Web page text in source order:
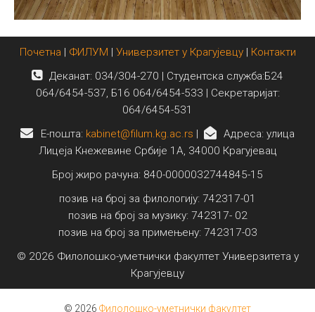
Почетна | ФИЛУМ | Универзитет у Крагујевцу| Контакти
Деканат: 034/304-270 | Студентска служба:Б24
064/6454-537, Б16 064/6454-533 | Секретаријат:
064/6454-531
E-пошта: kabinet@filum.kg.ac.rs |
Адреса: улица
Лицеја Кнежевине Србије 1А, 34000 Крагујевац
Број жиро рачуна: 840-0000032744845-15
позив на број за филологију: 742317-01
позив на број за музику: 742317- 02
позив на број за примењену: 742317-03
© 2026 Филолошко-уметнички факултет Универзитета у
Крагујевцу
© 2026 Филолошко-уметнички факултет